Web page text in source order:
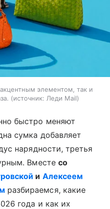
элементом, так и
источник: Леди Mail
быстро меняют
сумка добавляет
нарядности, третья
Вместе со
и Алексеем
разбираемся, какие
года и как их